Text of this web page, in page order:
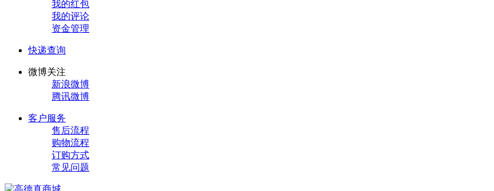
我的红包
我的评论
资金管理
快递查询
微博关注
新浪微博
腾讯微博
客户服务
售后流程
购物流程
订购方式
常见问题